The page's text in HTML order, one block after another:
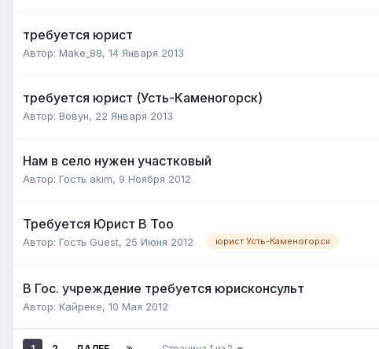
требуется юрист
Автор: Make_88, 14 Января 2013
требуется юрист (Усть-Каменогорск)
Автор: Вовун, 22 Января 2013
Нам в село нужен участковый
Автор: Гость akim, 9 Ноября 2012
Требуется Юрист В Тоо
Автор: Гость Guest, 25 Июня 2012 юрист Усть-Каменогорск
В Гос. учреждение требуется юрисконсульт
Автор: Кайреке, 10 Мая 2012